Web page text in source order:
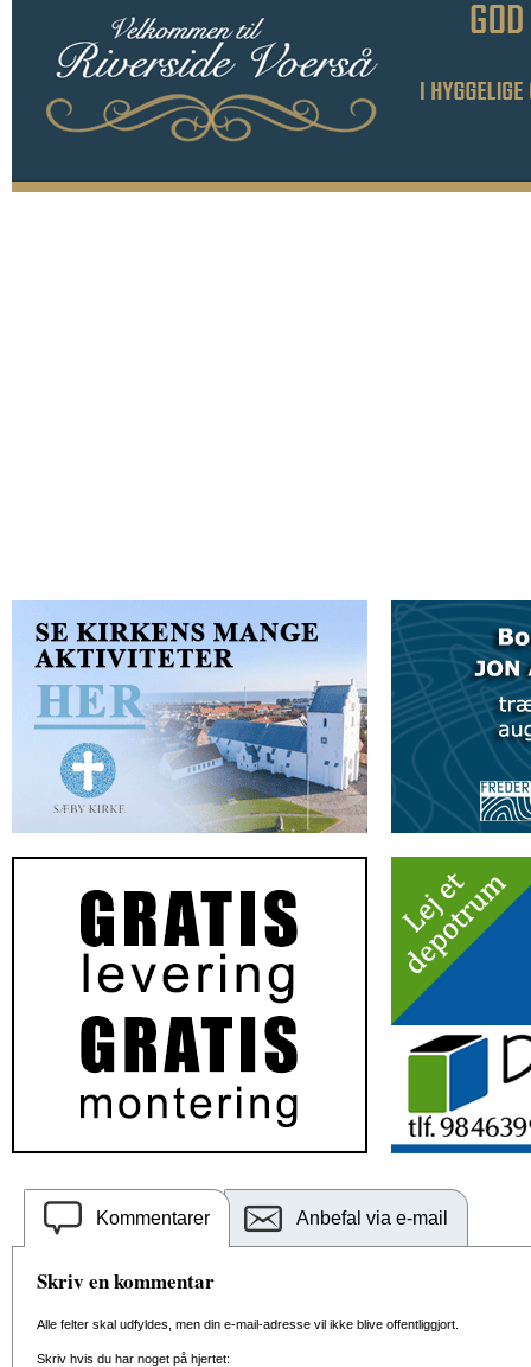
Kommentarer Anbefal via e-mail
Skriv en kommentar
Alle felter skal udfyldes, men din e-mail-adresse vil ikke blive offentliggjort.
Skriv hvis du har noget på hjertet: